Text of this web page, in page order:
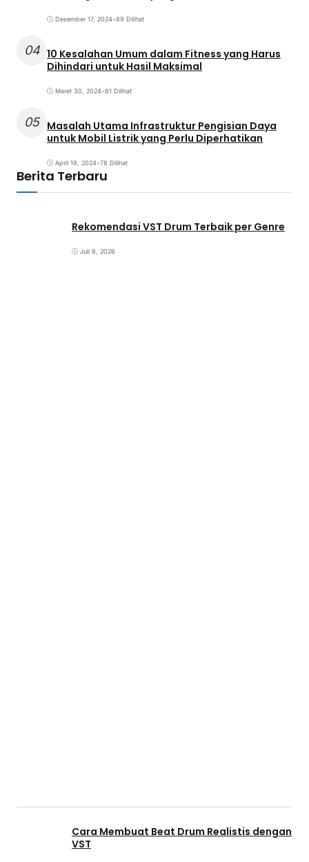
Desember 17, 2024•89 Dilihat
04 10 Kesalahan Umum dalam Fitness yang Harus
Dihindari untuk Hasil Maksimal
Maret 30, 2024•81 Dilihat
05 Masalah Utama Infrastruktur Pengisian Daya
untuk Mobil Listrik yang Perlu Diperhatikan
April 19, 2024•78 Dilihat
Berita Terbaru
Rekomendasi VST Drum Terbaik per Genre
Juli 8, 2026
Cara Membuat Beat Drum Realistis dengan
VST